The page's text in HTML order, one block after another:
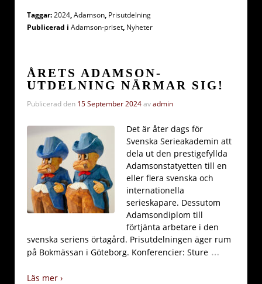
Taggar:2024,Adamson, Prisutdelning
Publicerad i Adamson-priset, Nyheter
ÅRETS ADAMSON-
UTDELNING NÄRMAR SIG!
Publicerad den 15 September 2024avadmin
Det är åter dags för
Svenska Serieakademin att
dela ut den prestigefyllda
Adamsonstatyetten till en
eller flera svenska och
internationella
serieskapare. Dessutom
Adamsondiplom till
förtjänta arbetare i den
svenska seriens örtagård. Prisutdelningen äger rum
på Bokmässan i Göteborg. Konferencier: Sture …
Läs mer ›